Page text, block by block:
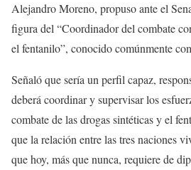
Alejandro Moreno, propuso ante el
figura del “Coordinador del combate
el fentanilo”, conocido comúnmente
Señaló que sería un perfil capaz,
deberá coordinar y supervisar los
combate de las drogas sintéticas y el
que la relación entre las tres naciones
que hoy, más que nunca, requiere de